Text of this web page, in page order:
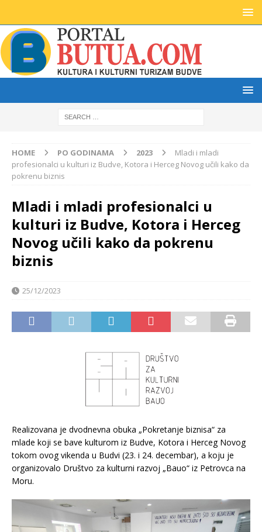
HOME PO GODINAMA 2023
Mladi i mladi
profesionalci u kulturi iz Budve, Kotora i Herceg Novog učili kako da
pokrenu biznis
Mladi i mladi profesionalci u
kulturi iz Budve, Kotora i Herceg
Novog učili kako da pokrenu
biznis
25/12/2023
Realizovana je dvodnevna obuka „Pokretanje biznisa“ za
mlade koji se bave kulturom iz Budve, Kotora i Herceg Novog
tokom ovog vikenda u Budvi (23. i 24. decembar), a koju je
organizovalo Društvo za kulturni razvoj „Bauo“ iz Petrovca na
Moru.